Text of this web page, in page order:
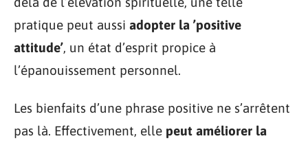
pratique peut aussi adopter la ’positive
attitude’, un état d’esprit propice à
l’épanouissement personnel.
Les bienfaits d’une phrase positive ne s’arrêtent
pas là. Effectivement, elle peut améliorer la